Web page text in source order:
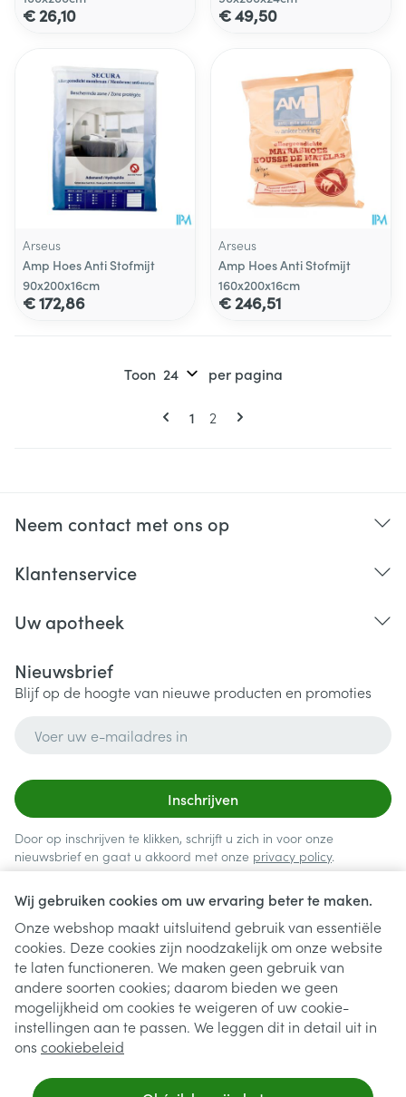
Wij gebruiken cookies om uw ervaring beter te maken.
Onze webshop maakt uitsluitend gebruik van essentiële
cookies. Deze cookies zijn noodzakelijk om onze website
te laten functioneren. We maken geen gebruik van
andere soorten cookies; daarom bieden we geen
mogelijkheid om cookies te weigeren of uw cookie-
instellingen aan te passen. We leggen dit in detail uit in
ons cookiebeleid
€ 26,10 € 49,50
Arseus
Amp Hoes Anti Stofmijt
90x200x16cm
€ 172,86
Arseus
Amp Hoes Anti Stofmijt
160x200x16cm
€ 246,51
Pagina's
U lees momenteel pagina
1 Pagina
2
Toon per pagina
Neem contact met ons op
Klantenservice
Uw apotheek
Nieuwsbrief
Blijf op de hoogte van nieuwe producten en promoties
Inschrijven
Door op inschrijven te klikken, schrijft u zich in voor onze
nieuwsbrief en gaat u akkoord met onze privacy policy.
Juridische links